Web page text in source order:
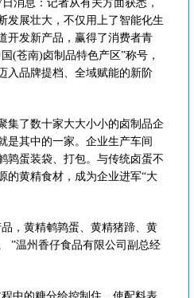
消息：记者从有关方面获悉，
发展壮大，不仅用上了智能化生
开发新产品，赢得了消费者青
(苍南)卤制品特色产区”称号，
入品牌提档、全域赋能的新阶
了数十家大大小小的卤制品企
是其中的一家。企业生产车间
鹑蛋装袋、打包。与传统卤蛋不
的黄精食材，成为企业进军“大
，黄精鹌鹑蛋、黄精猪蹄、黄
”温州香仔食品有限公司副总经